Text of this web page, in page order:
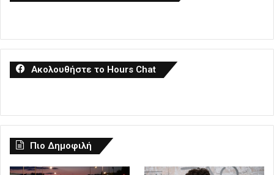
Ακολουθήστε το Hours Chat
Πιο Δημοφιλή